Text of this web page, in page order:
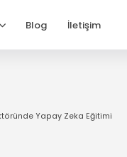
Blog İletişim
Yapay Zeka Eğitimi